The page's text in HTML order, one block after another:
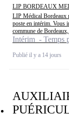
LIP BORDEAUX
LIP Médical Bordeaux
poste en intérim. Vous
commune de
Intérim - Temps
Publié il y a 14 jours